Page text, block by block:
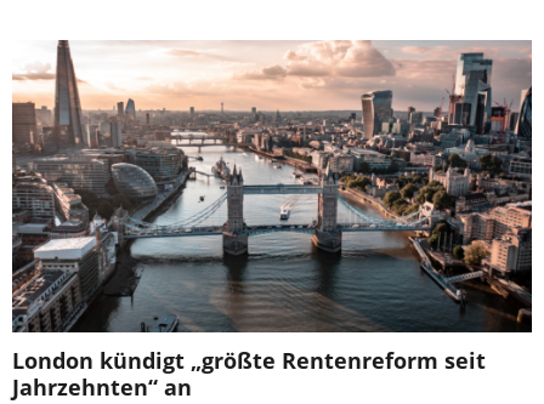
London kündigt „größte Rentenreform seit
Jahrzehnten“ an